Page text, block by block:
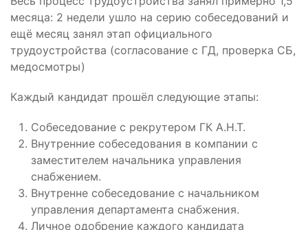
месяца: 2 недели ушло на серию собеседований и
ещё месяц занял этап официального
трудоустройства (согласование с ГД, проверка СБ,
медосмотры)
Каждый кандидат прошёл следующие этапы:
Собеседование с рекрутером ГК А.Н.Т.
Внутренние собеседования в компании с
заместителем начальника управления
снабжением.
Внутренне собеседование с начальником
управления департамента снабжения.
Личное одобрение каждого кандидата